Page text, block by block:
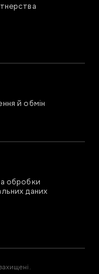
й обмін
обробки
даних